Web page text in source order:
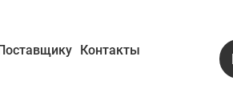
Контакты